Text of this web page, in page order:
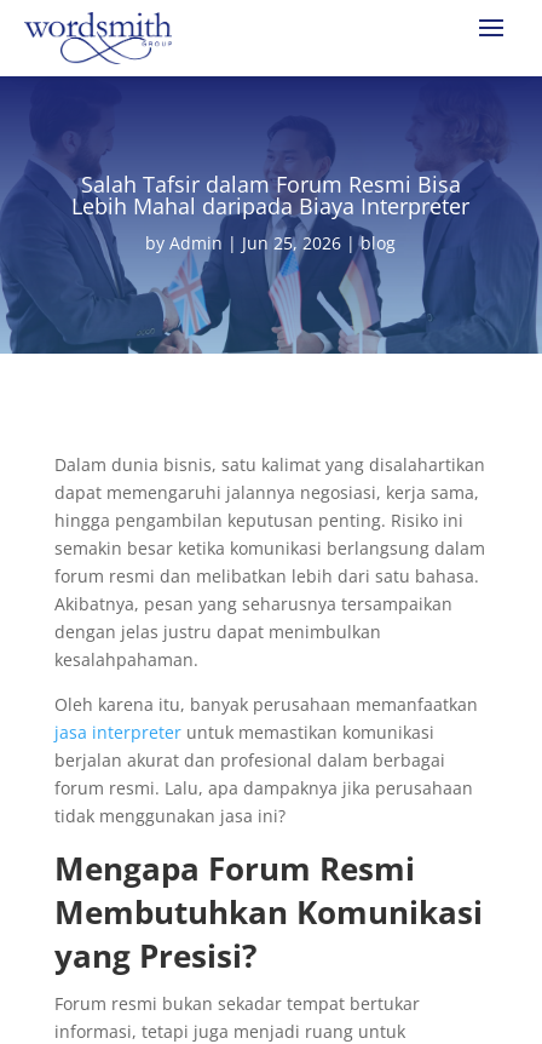
Salah Tafsir dalam Forum Resmi Bisa
Lebih Mahal daripada Biaya Interpreter
byAdmin | Jun 25, 2026 |blog
Dalam dunia bisnis, satu kalimat yang disalahartikan
dapat memengaruhi jalannya negosiasi, kerja sama,
hingga pengambilan keputusan penting. Risiko ini
semakin besar ketika komunikasi berlangsung dalam
forum resmi dan melibatkan lebih dari satu bahasa.
Akibatnya, pesan yang seharusnya tersampaikan
dengan jelas justru dapat menimbulkan
kesalahpahaman.
Oleh karena itu, banyak perusahaan memanfaatkan
jasa interpreteruntuk memastikan komunikasi
berjalan akurat dan profesional dalam berbagai
forum resmi. Lalu, apa dampaknya jika perusahaan
tidak menggunakan jasa ini?
Mengapa Forum Resmi
Membutuhkan Komunikasi
yang Presisi?
Forum resmi bukan sekadar tempat bertukar
informasi, tetapi juga menjadi ruang untuk